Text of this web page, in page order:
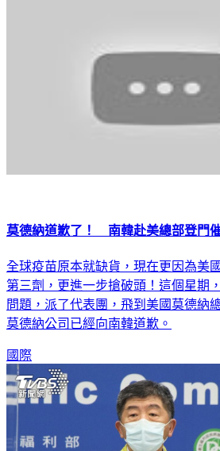
莫德納道歉了！ 南韓赴美總部登門
全球疫苗原本就缺貨，現在更因為美
第三劑，更進一步搶破頭！這個星期
問題，派了代表團，飛到美國莫德納
莫德納公司已經向南韓道歉。
國際